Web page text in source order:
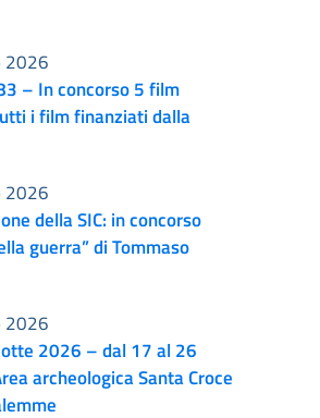
– In concorso 5 film
i film finanziati dalla
2026
della SIC: in concorso
guerra” di Tommaso
2026
2026 – dal 17 al 26
archeologica Santa Croce
2026